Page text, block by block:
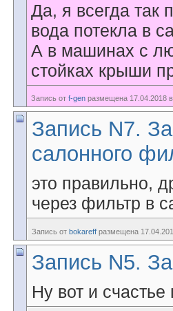
Да, я всегда так
вода потекла в
А в машинах с
стойках крыши
Запись от f-gen размещена 17.04.2018
Запись N7.
салонного
это правильно,
через фильтр в
Запись от bokareff размещена
Запись N5.
Ну вот и